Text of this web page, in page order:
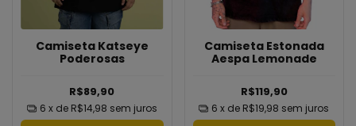
Camiseta Katseye
Poderosas
R$89,90
6 x de R$14,98 sem juros
Camiseta Estonada
Aespa Lemonade
R$119,90
6 x de R$19,98 sem juros